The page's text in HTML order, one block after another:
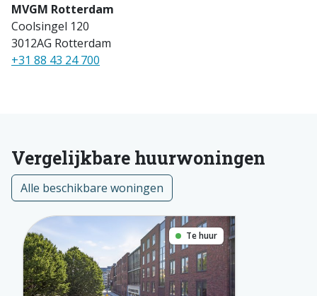
MVGM Rotterdam
Coolsingel 120
3012AG Rotterdam
+31 88 43 24 700
Vergelijkbare huurwoningen
Alle beschikbare woningen
Te huur